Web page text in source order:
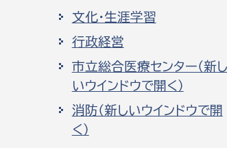
文化・生涯学習
行政経営
市立総合医療センター（新し
いウインドウで開く）
消防（新しいウインドウで開
く）